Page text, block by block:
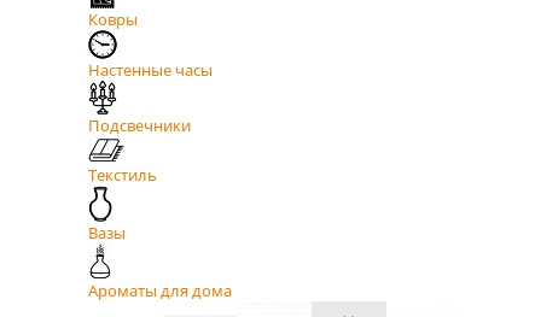
Ковры
Настенные часы
Подсвечники
Текстиль
Вазы
Ароматы для дома